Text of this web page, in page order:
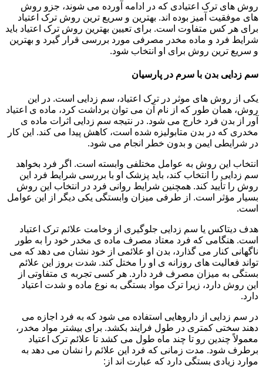
روش های ترک اعتیادی که در ادامه آورده می شوند، جزو روش
های موفقیت آمیز بوده اند. بهترین و سریع ترین روش ترک اعتیاد
برای هر کس متفاوت است. برای تعیین بهترین روش ترک اعتیاد باید
شرایط فرد و ماده مخدر مصرفی مورد بررسی قرار گیرد و بهترین
و سریع ترین روش برای او انتخاب شود.
سم زدایی بدن با سرم در پارسیان
یکی از روش های موثر در ترک اعتیاد، سم زدایی است. در این
روش، همان طور که از نام آن می توان برداشت کرد، ماده ی اعتیاد
آور از بدن فرد خارج می شود. در نتیجه سم زدایی اثرات ماده ی
مخدری که در بدن متابولیزه شده است، کاهش پیدا می کند. این کار
در شرایطی ایمن و بدون خطر انجام می شود.
انتخاب این روش به عوامل مختلفی وابسته است. اگر فرد بخواهد
سم زدایی را انتخاب کند، باید پزشک او با بررسی شرایط فرد این
روش را تأیید کند. همچنین شرایط روانی فرد در انتخاب این روش
بسیار مؤثر است. از طرفی میزان وابستگی یکی دیگر از این عوامل
است.
هدف دیتاکس یا سم زدایی جلوگیری از وخامت علائم ترک اعتیاد
است. هنگامی که فرد معتاد مصرف ماده ی مخدر خود را به طور
ناگهانی کنار می گذارد، بدن او علائمی از خود نشان می دهد که می
تواند فعالیت های روزانه ی او را مختل کند. شدت بروز این علائم
بستگی به میزان مصرف فرد دارد. هر کسی تجربه ی متفاوتی از
این روش دارد، زیرا ترک مواد بستگی به نوع ماده و شدت اعتیاد
دارد.
در سم زدایی از داروهایی استفاده می شود که به فرد اجازه می
دهند سختی کمتری در طول فرایند بکشد. برای بیشتر مواد مخدر،
معمولاً چندین رو تا چند ماه طول می کشد تا علائم ترک اعتیاد
برطرف شود. مدت زمانی که فرد این علائم را نشان می دهد به
موارد زیادی بستگی دارد که عبارت اند از: